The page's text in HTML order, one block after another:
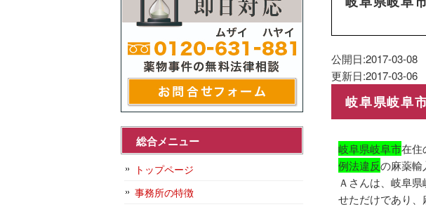
公開日:2017-03-08
更新日:2017-03-06
岐阜県岐阜
岐阜県岐阜市在住
例法違反の麻薬輸
Ａさんは、岐阜
せただけであり、
総合メニュー
トップページ
事務所の特徴